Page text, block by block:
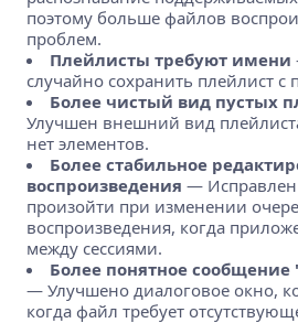
поэтому больше файлов
проблем.
Плейлисты требуют имени
случайно сохранить плейлист
Более чистый вид пустых
Улучшен внешний вид
нет элементов.
Более стабильное
воспроизведения —
произойти при изменении
воспроизведения, когда
между сессиями.
Более понятное сообщение
— Улучшено диалоговое окно,
когда файл требует